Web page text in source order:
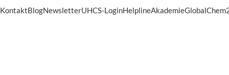
KontaktBlogNewsletterUHCS-LoginHelplineAkademie